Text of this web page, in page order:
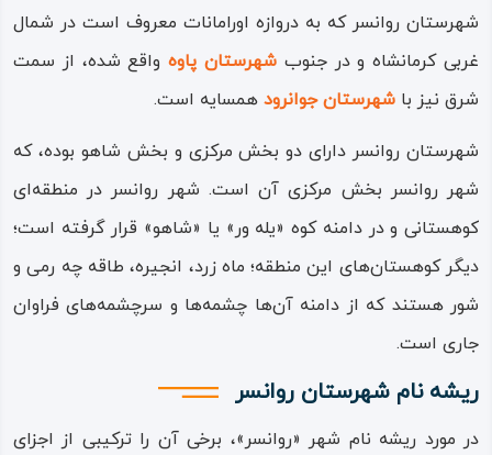
شهرستان روانسر که به دروازه اورامانات معروف است در شمال
غربی کرمانشاه و در جنوب شهرستان پاوهواقع شده، از سمت
شرق نیز با شهرستان جوانرود همسایه است.
شهرستان روانسر دارای دو بخش مرکزی و بخش شاهو بوده، که
شهر روانسر بخش مرکزی آن است. شهر روانسر در منطقه‌ای
کوهستانی و در دامنه کوه «یله‌ ور» یا «شاهو» قرار گرفته است؛
دیگر کوهستان‌های این منطقه؛ ماه‌ زرد، انجیره، طاقه‌ چه‌ رمی و
شور هستند که از دامنه آن‌ها چشمه‌ها و سرچشمه‌های فراوان
جاری است.
ریشه نام شهرستان روانسر
در مورد ریشه نام شهر «روانسر»، برخی آن را ترکیبی از اجزای